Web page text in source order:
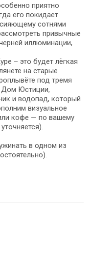
приятно
его покидает
сотнями
привычные
иллюминации,
– это будет лёгкая
на старые
под тремя
Дом Юстиции,
и водопад, который
визуальное
кофе — по вашему
в одном из